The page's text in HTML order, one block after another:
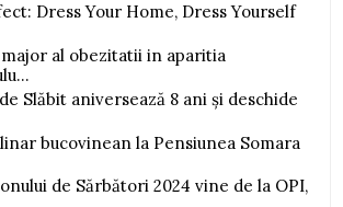
Dress Your Home, Dress Yourself
al obezitatii in aparitia
Slăbit aniversează 8 ani și deschide
bucovinean la Pensiunea Somara
de Sărbători 2024 vine de la OPI,